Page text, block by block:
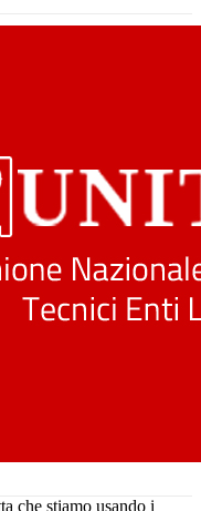
che stiamo usando i